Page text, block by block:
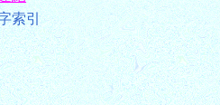
索引